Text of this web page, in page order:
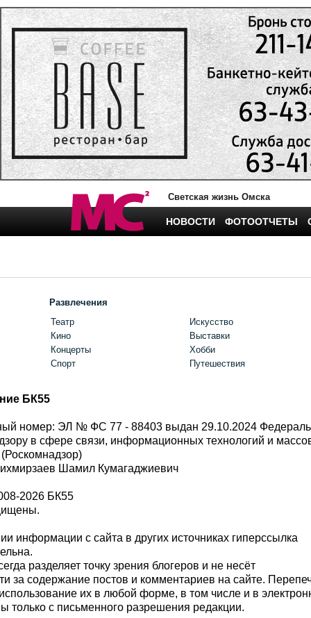
Светская жизнь Омска
НОВОСТИ ФОТООТЧЕТЫ
Развлечения
Театр
Кино
Концерты
Спорт
Искусство
Выставки
Хобби
Путешествия
БК55
номер: ЭЛ № ФС 77 - 88403 выдан 29.10.2024
в сфере связи, информационных технологий и
Шамил Кумагаджиевич
2026 БК55
информации с сайта в других источниках гиперссылка
разделяет точку зрения блогеров и не несёт
за содержание постов и комментариев на сайте.
их в любой форме, в том числе и в
с письменного разрешения редакции.